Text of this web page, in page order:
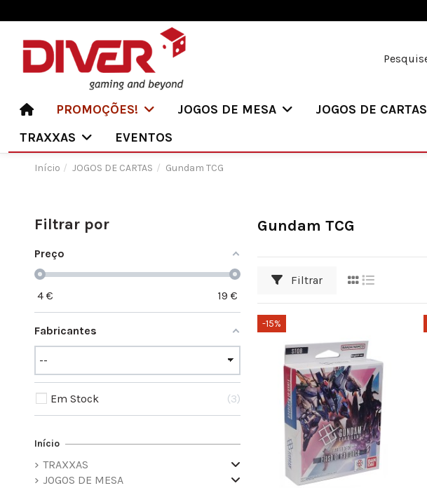
PROMOÇÕES! JOGOS DE MESA JOGOS DE CARTAS
TRAXXAS
EVENTOS
Início JOGOS DE CARTAS Gundam TCG
Gundam TCG
Filtrar
-15%
Filtrar por
Preço
4 € 19 €
Fabricantes
Em Stock 3
Início
TRAXXAS
JOGOS DE MESA